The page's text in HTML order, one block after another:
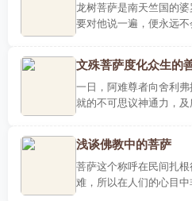
龙树菩萨是南天竺国的
要对他说一遍，便永远
文殊菩萨度化众生的
一日，阿难尊者向舍利
就的不可思议神通力，
浅谈佛教中的菩萨
菩萨这个称呼在民间扎
难，所以在人们的心目